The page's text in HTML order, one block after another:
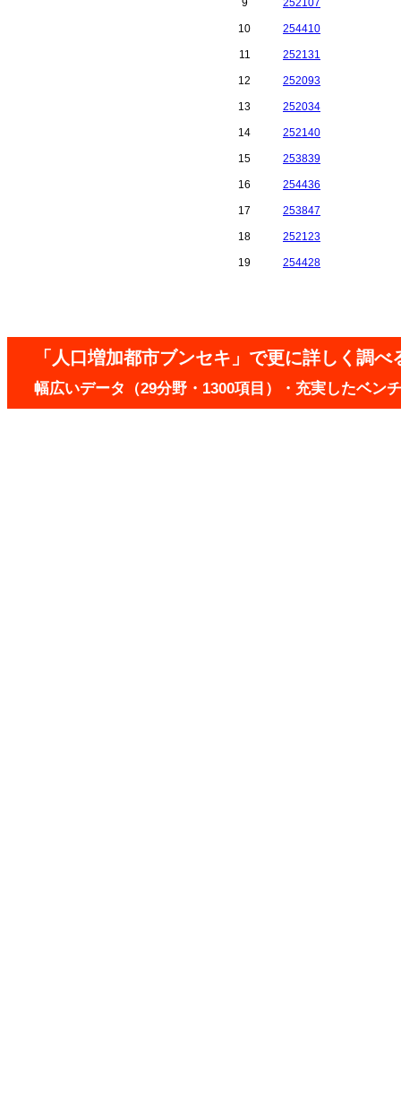
9 252107
10 254410
11 252131
12 252093
13 252034
14 252140
15 253839
16 254436
17 253847
18 252123
19 254428
「人口増加都市ブンセキ」で更に詳しく調べ
幅広いデータ（29分野・1300項目）・充実したベン